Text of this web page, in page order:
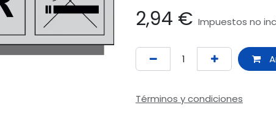
2,94 € Impuestos no
Términos y condiciones